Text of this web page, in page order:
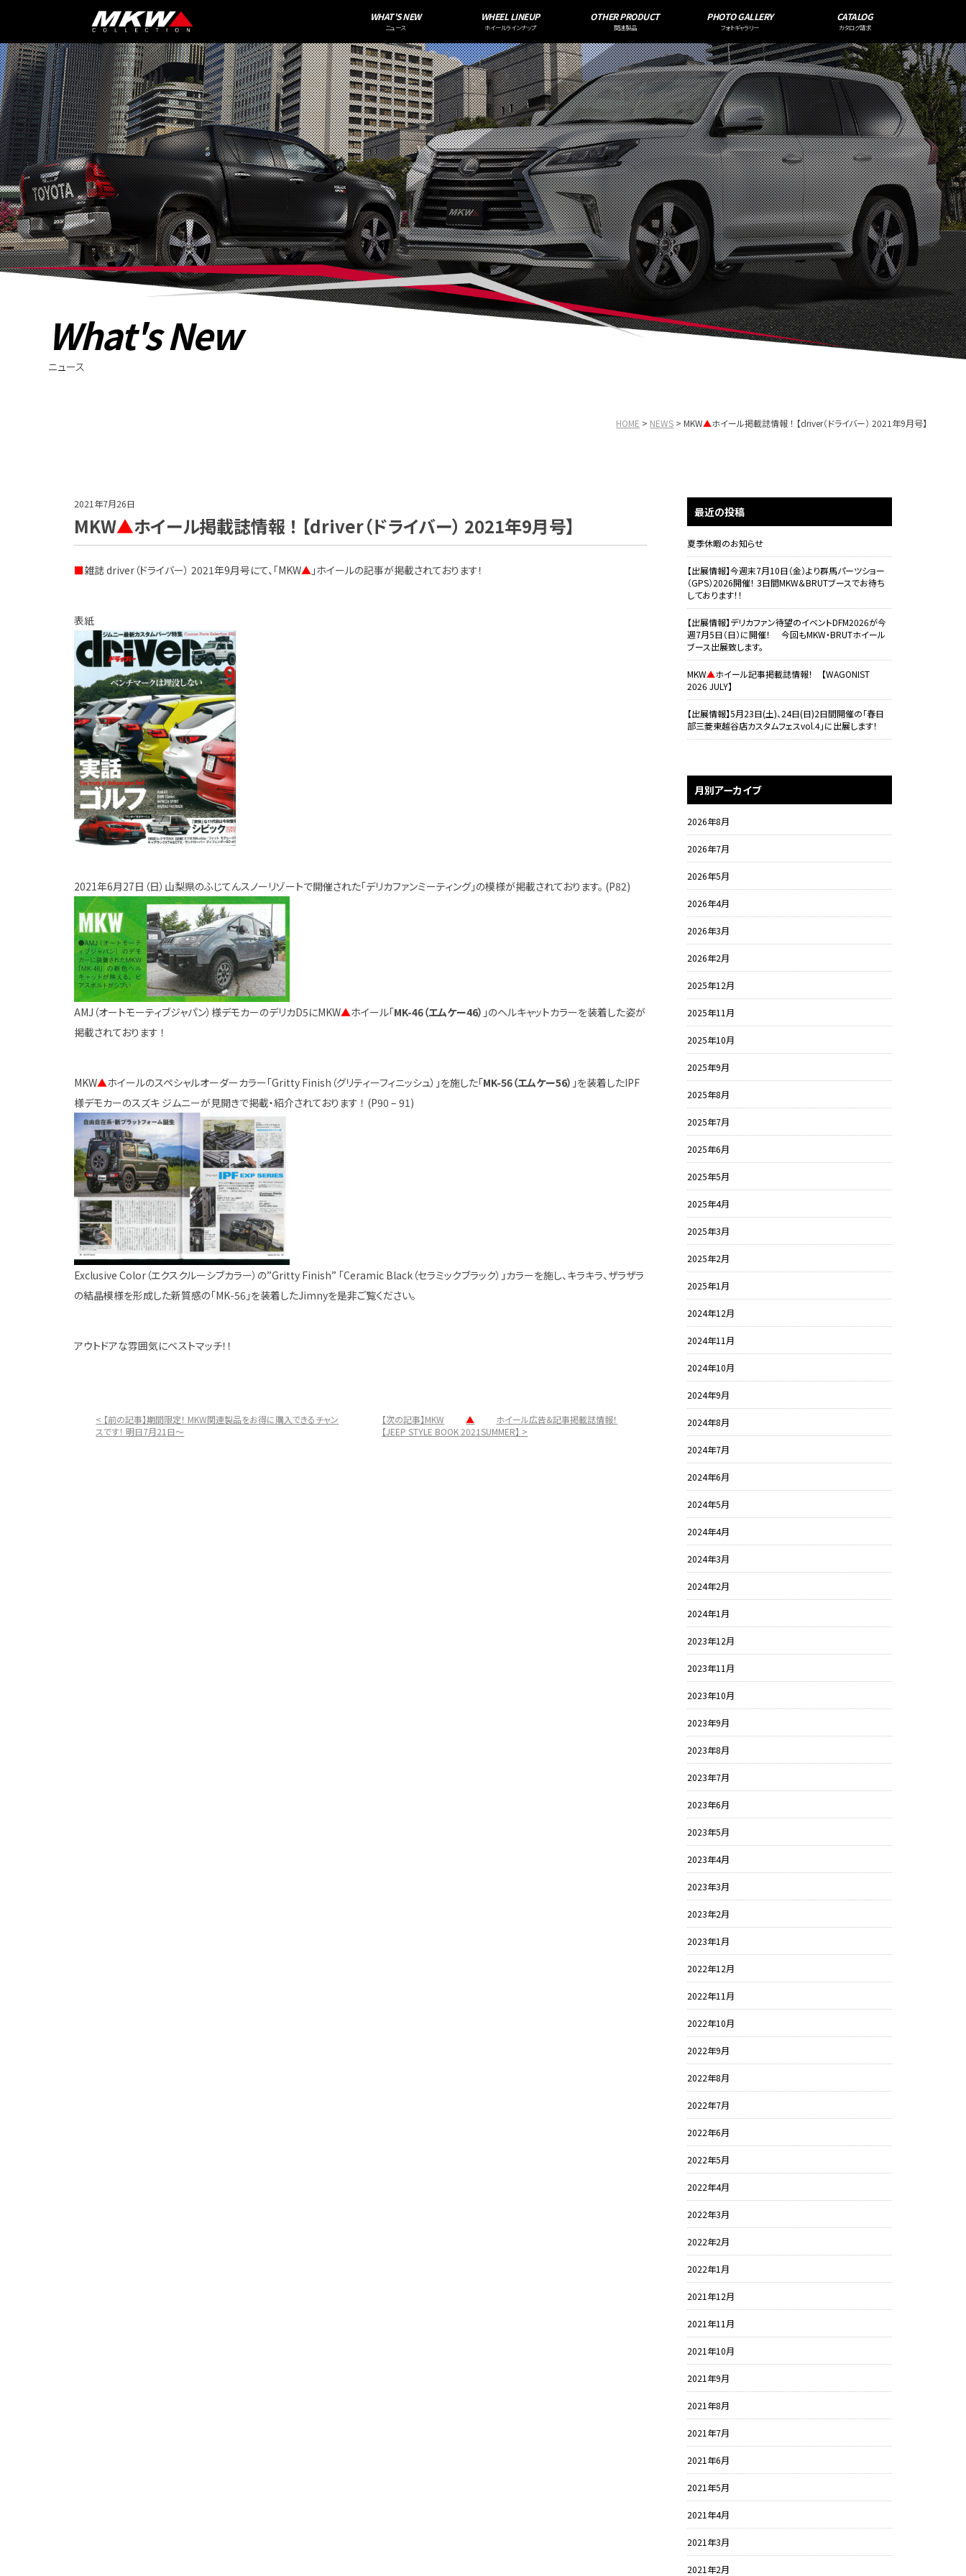
WHAT'S NEW
ニュース
WHEEL LINEUP
ホイールラインナップ
OTHER PRODUCT
関連製品
PHOTO GALLERY
フォトギャラリー
CATALOG
カタログ請求
What's New
ニュース
HOME NEWS MKW▲ホイール掲載誌情報 ！ 【driver（ドライバー） 2021年9月号】
2021年7月26日
MKW▲ホイール掲載誌情報 ！ 【driver（ドライバー） 2021年9月号】
■雑誌 driver（ドライバー） 2021年9月号にて、「MKW▲ 」ホイールの記事が掲載されております！
表紙
2021年6月27日（日）山梨県のふじてんスノーリゾートで開催された「デリカファンミーティング」の模様が掲載されております。 (P82)
AMJ（オートモーティブジャパン）様デモカーのデリカD5にMKW▲ホイール「MK-46（エムケー46） 」のヘルキャットカラーを装着した姿が
掲載されております ！
MKW▲ホイールのスペシャルオーダーカラー「Gritty Finish（グリティーフィニッシュ）」を施した「MK-56（エムケー56） 」を装着したIPF
様デモカーのスズキ ジムニーが見開きで掲載・紹介されております ！ (P90 – 91)
Exclusive Color（エクスクルーシブカラー）の”Gritty Finish” 「Ceramic Black（セラミックブラック）」カラーを施し、キラキラ、ザラザラ
の結晶模様を形成した新質感の「MK-56」を装着したJimnyを是非ご覧ください。
アウトドアな雰囲気にベストマッチ！！
< 【前の記事】期間限定！ MKW関連製品をお得に購入できるチャン
スです！ 明日7月21日～
【次の記事】MKW ▲
ホイール広告&記事掲載誌情報！
【JEEP STYLE BOOK 2021SUMMER】 >
最近の投稿
夏季休暇のお知らせ
【出展情報】今週末7月10日（金）より群馬パーツショー
（GPS）2026開催！ 3日間MKW＆BRUTブースでお待ち
しております！！
【出展情報】デリカファン待望のイベントDFM2026が今
週7月5日（日）に開催！ 今回もMKW・BRUTホイール
ブース出展致します。
MKW▲ホイール記事掲載誌情報！ 【WAGONIST
2026 JULY】
【出展情報】5月23日(土)、24日(日)2日間開催の「春日
部三菱東越谷店カスタムフェスvol.4」に出展します！
月別アーカイブ
2026年8月
2026年7月
2026年5月
2026年4月
2026年3月
2026年2月
2025年12月
2025年11月
2025年10月
2025年9月
2025年8月
2025年7月
2025年6月
2025年5月
2025年4月
2025年3月
2025年2月
2025年1月
2024年12月
2024年11月
2024年10月
2024年9月
2024年8月
2024年7月
2024年6月
2024年5月
2024年4月
2024年3月
2024年2月
2024年1月
2023年12月
2023年11月
2023年10月
2023年9月
2023年8月
2023年7月
2023年6月
2023年5月
2023年4月
2023年3月
2023年2月
2023年1月
2022年12月
2022年11月
2022年10月
2022年9月
2022年8月
2022年7月
2022年6月
2022年5月
2022年4月
2022年3月
2022年2月
2022年1月
2021年12月
2021年11月
2021年10月
2021年9月
2021年8月
2021年7月
2021年6月
2021年5月
2021年4月
2021年3月
2021年2月